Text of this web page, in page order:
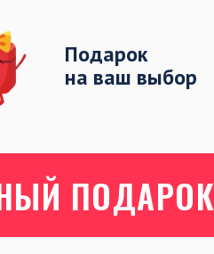
Подарок
на ваш выбор
ПОДАРОК